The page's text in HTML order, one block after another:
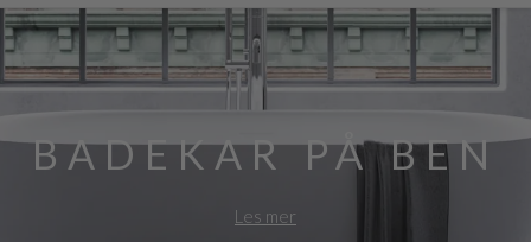
BADEKAR PÅ BEN
Les mer